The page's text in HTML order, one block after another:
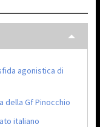
agonistica di
della Gf Pinocchio
italiano